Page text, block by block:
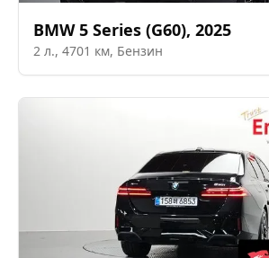
BMW 5 Series (G60), 2025
2 л., 4701 км, Бензин